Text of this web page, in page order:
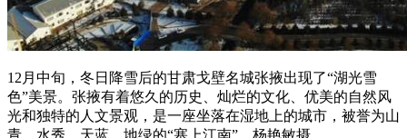
12月中旬，冬日降雪后的甘肃戈壁名城张掖出现了“湖光雪
色”美景。张掖有着悠久的历史、灿烂的文化、优美的自然风
光和独特的人文景观，是一座坐落在湿地上的城市，被誉为山